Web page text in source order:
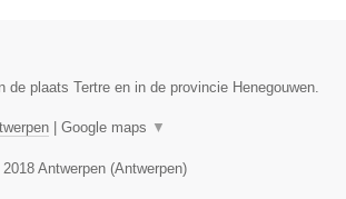
de plaats Tertre en in de provincie Henegouwen.
Google maps ▼
2018 Antwerpen (Antwerpen)